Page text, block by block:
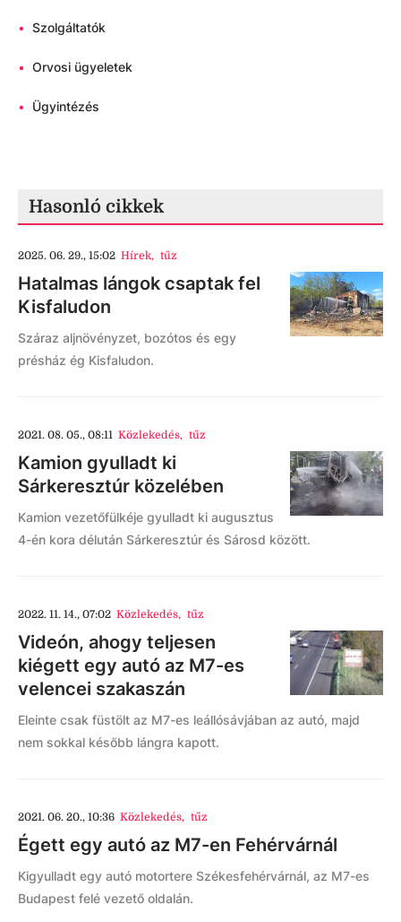
• Szolgáltatók
• Orvosi ügyeletek
• Ügyintézés
Hasonló cikkek
2025. 06. 29., 15:02 Hírek, tűz
Hatalmas lángok csaptak fel
Kisfaludon
Száraz aljnövényzet, bozótos és egy
présház ég Kisfaludon.
2021. 08. 05., 08:11 Közlekedés, tűz
Kamion gyulladt ki
Sárkeresztúr közelében
Kamion vezetőfülkéje gyulladt ki augusztus
4-én kora délután Sárkeresztúr és Sárosd között.
2022. 11. 14., 07:02 Közlekedés, tűz
Videón, ahogy teljesen
kiégett egy autó az M7-es
velencei szakaszán
Eleinte csak füstölt az M7-es leállósávjában az autó, majd
nem sokkal később lángra kapott.
2021. 06. 20., 10:36 Közlekedés, tűz
Égett egy autó az M7-en Fehérvárnál
Kigyulladt egy autó motortere Székesfehérvárnál, az M7-es
Budapest felé vezető oldalán.